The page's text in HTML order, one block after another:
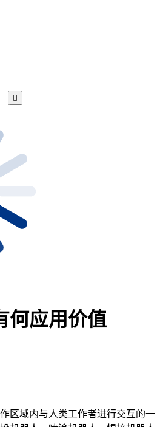
何应用价值
区域内与人类工作者进行交互的一